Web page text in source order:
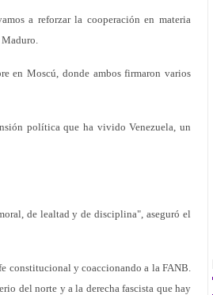
a reforzar la cooperación en materia
Maduro.
en Moscú, donde ambos firmaron varios
política que ha vivido Venezuela, un
de lealtad y de disciplina", aseguró el
constitucional y coaccionando a la FANB.
del norte y a la derecha fascista que hay